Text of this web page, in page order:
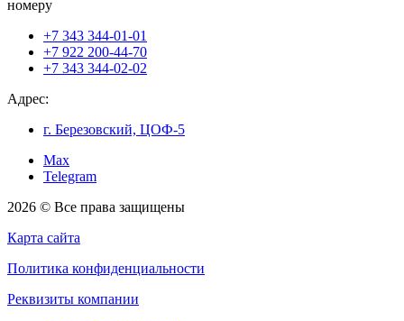
номеру
+7 343 344-01-01
+7 922 200-44-70
+7 343 344-02-02
Адрес:
г. Березовский, ЦОФ-5
Max
Telegram
2026 © Все права защищены
Карта сайта
Политика конфиденциальности
Реквизиты компании